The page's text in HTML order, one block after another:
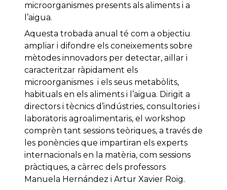
microorganismes presents als aliments i a
l’aigua.
Aquesta trobada anual té com a objectiu
ampliar i difondre els coneixements sobre
mètodes innovadors per detectar, aïllar i
caracteritzar ràpidament els
microorganismes i els seus metabòlits,
habituals en els aliments i l’aigua. Dirigit a
directors i tècnics d’indústries, consultories i
laboratoris agroalimentaris, el workshop
comprèn tant sessions teòriques, a través de
les ponències que impartiran els experts
internacionals en la matèria, com sessions
pràctiques, a càrrec dels professors
Manuela Hernández i Artur Xavier Roig.